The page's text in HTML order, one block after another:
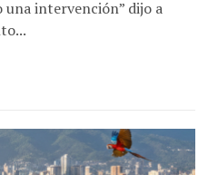
intervención” dijo a